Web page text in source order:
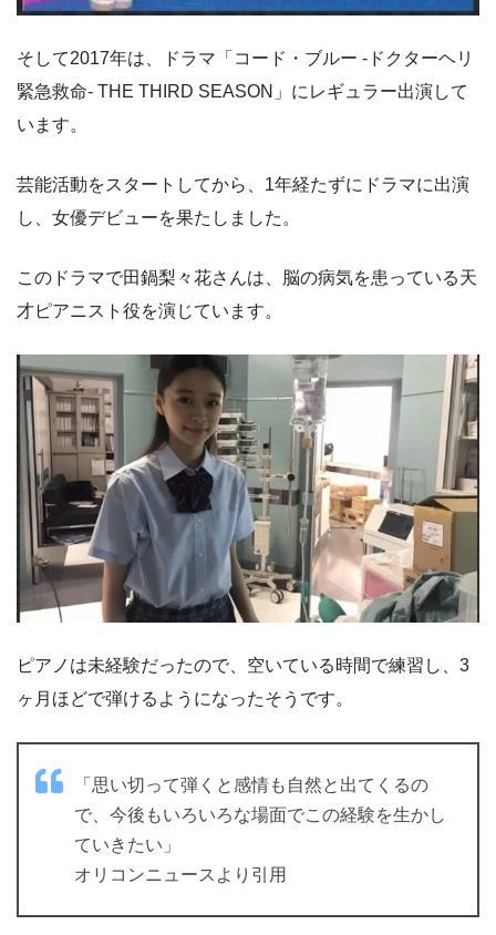
そして2017年は、ドラマ「コード・ブルー -ドクターヘリ
緊急救命- THE THIRD SEASON」にレギュラー出演して
います。
芸能活動をスタートしてから、1年経たずにドラマに出演
し、女優デビューを果たしました。
このドラマで田鍋梨々花さんは、脳の病気を患っている天
才ピアニスト役を演じています。
ピアノは未経験だったので、空いている時間で練習し、3
ヶ月ほどで弾けるようになったそうです。
「思い切って弾くと感情も自然と出てくるの
で、今後もいろいろな場面でこの経験を生かし
ていきたい」
オリコンニュースより引用